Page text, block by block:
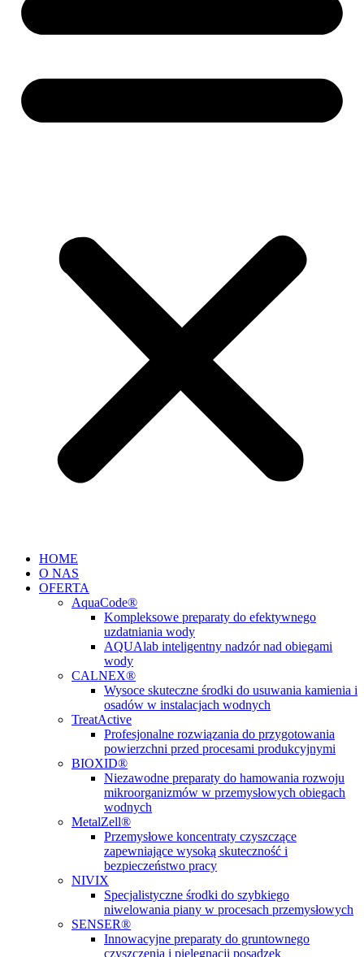
HOME
O NAS
OFERTA
AquaCode®
Kompleksowe preparaty do efektywnego
uzdatniania wody
AQUAlab inteligentny nadzór nad obiegami
wody
CALNEX®
Wysoce skuteczne środki do usuwania kamienia i
osadów w instalacjach wodnych
TreatActive
Profesjonalne rozwiązania do przygotowania
powierzchni przed procesami produkcyjnymi
BIOXID®
Niezawodne preparaty do hamowania rozwoju
mikroorganizmów w przemysłowych obiegach
wodnych
MetalZell®
Przemysłowe koncentraty czyszczące
zapewniające wysoką skuteczność i
bezpieczeństwo pracy
NIVIX
Specjalistyczne środki do szybkiego
niwelowania piany w procesach przemysłowych
SENSER®
Innowacyjne preparaty do gruntownego
czyszczenia i pielęgnacji posadzek